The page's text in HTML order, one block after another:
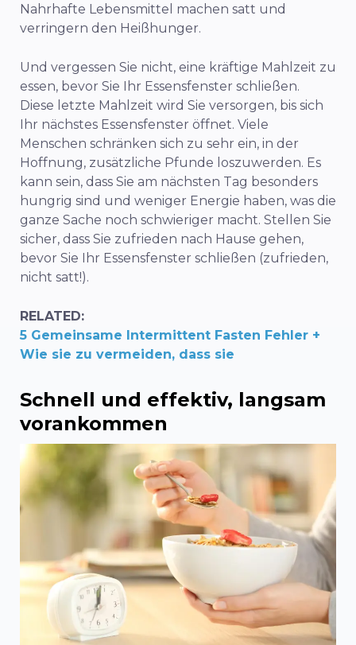
Nahrhafte Lebensmittel machen satt und
verringern den Heißhunger.
Und vergessen Sie nicht, eine kräftige Mahlzeit zu
essen, bevor Sie Ihr Essensfenster schließen.
Diese letzte Mahlzeit wird Sie versorgen, bis sich
Ihr nächstes Essensfenster öffnet. Viele
Menschen schränken sich zu sehr ein, in der
Hoffnung, zusätzliche Pfunde loszuwerden. Es
kann sein, dass Sie am nächsten Tag besonders
hungrig sind und weniger Energie haben, was die
ganze Sache noch schwieriger macht. Stellen Sie
sicher, dass Sie zufrieden nach Hause gehen,
bevor Sie Ihr Essensfenster schließen (zufrieden,
nicht satt!).
RELATED:
5 Gemeinsame Intermittent Fasten Fehler +
Wie sie zu vermeiden, dass sie
Schnell und effektiv, langsam
vorankommen